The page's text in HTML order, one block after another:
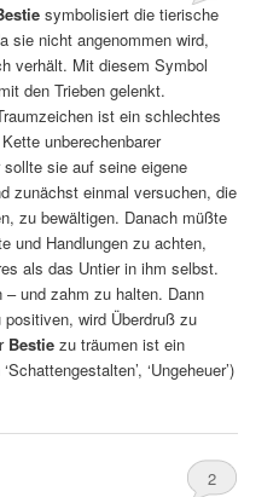
symbolisiert die tierische
sie nicht angenommen wird,
verhält. Mit diesem Symbol
den Trieben gelenkt.
ist ein schlechtes
unberechenbarer
sie auf seine eigene
zunächst einmal versuchen, die
zu bewältigen. Danach müßte
und Handlungen zu achten,
als das Untier in ihm selbst.
und zahm zu halten. Dann
wird Überdruß zu
Bestie zu träumen ist ein
‘Ungeheuer’)
2